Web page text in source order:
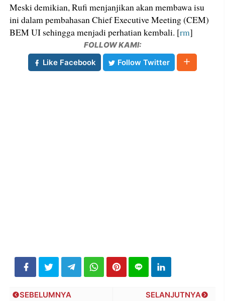
Meski demikian, Rufi menjanjikan akan membawa isu
ini dalam pembahasan Chief Executive Meeting (CEM)
BEM UI sehingga menjadi perhatian kembali. [rm]
FOLLOW KAMI:
Like Facebook
Follow Twitter
SELANJUTNYA
SEBELUMNYA